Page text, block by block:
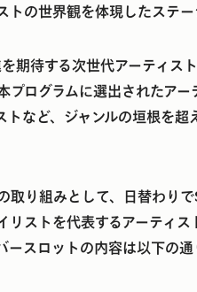
トの世界観を体現したステー
期待する次世代アーティス
プログラムに選出されたア
トなど、ジャンルの垣根を
取り組みとして、日替わり
リストを代表するアーティ
ースロットの内容は以下の通